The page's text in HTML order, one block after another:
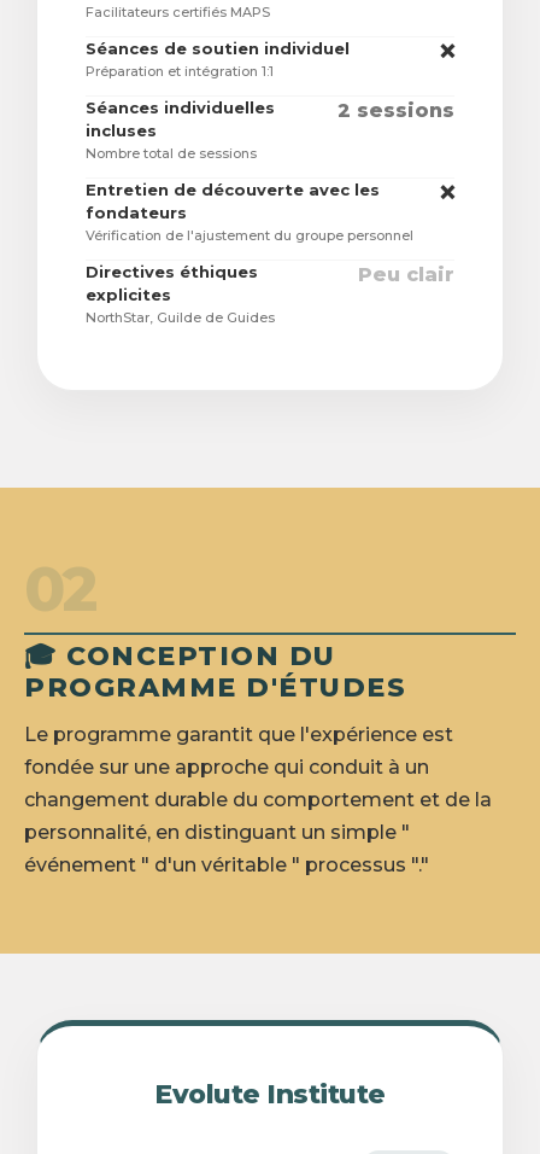
Facilitateurs certifiés MAPS
Séances de soutien individuel
Préparation et intégration 1:1
❌
Séances individuelles
incluses
Nombre total de sessions
2 sessions
Entretien de découverte avec les
fondateurs
Vérification de l'ajustement du groupe personnel
❌
Directives éthiques
explicites
NorthStar, Guilde de Guides
Peu clair
02
🎓 CONCEPTION DU
PROGRAMME D'ÉTUDES
Le programme garantit que l'expérience est
fondée sur une approche qui conduit à un
changement durable du comportement et de la
personnalité, en distinguant un simple "
événement " d'un véritable " processus "."
Evolute Institute